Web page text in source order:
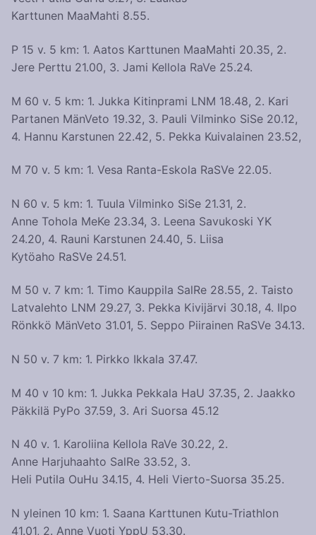
Karttunen MaaMahti 8.55.
P 15 v. 5 km: 1. Aatos Karttunen MaaMahti 20.35, 2.
Jere Perttu 21.00, 3. Jami Kellola RaVe 25.24.
M 60 v. 5 km: 1. Jukka Kitinprami LNM 18.48, 2. Kari
Partanen MänVeto 19.32, 3. Pauli Vilminko SiSe 20.12,
4. Hannu Karstunen 22.42, 5. Pekka Kuivalainen 23.52,
M 70 v. 5 km: 1. Vesa Ranta-Eskola RaSVe 22.05.
N 60 v. 5 km: 1. Tuula Vilminko SiSe 21.31, 2.
Anne Tohola MeKe 23.34, 3. Leena Savukoski YK
24.20, 4. Rauni Karstunen 24.40, 5. Liisa
Kytöaho RaSVe 24.51.
M 50 v. 7 km: 1. Timo Kauppila SalRe 28.55, 2. Taisto
Latvalehto LNM 29.27, 3. Pekka Kivijärvi 30.18, 4. Ilpo
Rönkkö MänVeto 31.01, 5. Seppo Piirainen RaSVe 34.13.
N 50 v. 7 km: 1. Pirkko Ikkala 37.47.
M 40 v 10 km: 1. Jukka Pekkala HaU 37.35, 2. Jaakko
Päkkilä PyPo 37.59, 3. Ari Suorsa 45.12
N 40 v. 1. Karoliina Kellola RaVe 30.22, 2.
Anne Harjuhaahto SalRe 33.52, 3.
Heli Putila OuHu 34.15, 4. Heli Vierto-Suorsa 35.25.
N yleinen 10 km: 1. Saana Karttunen Kutu-Triathlon
41.01, 2. Anne Vuoti YppU 53.30.